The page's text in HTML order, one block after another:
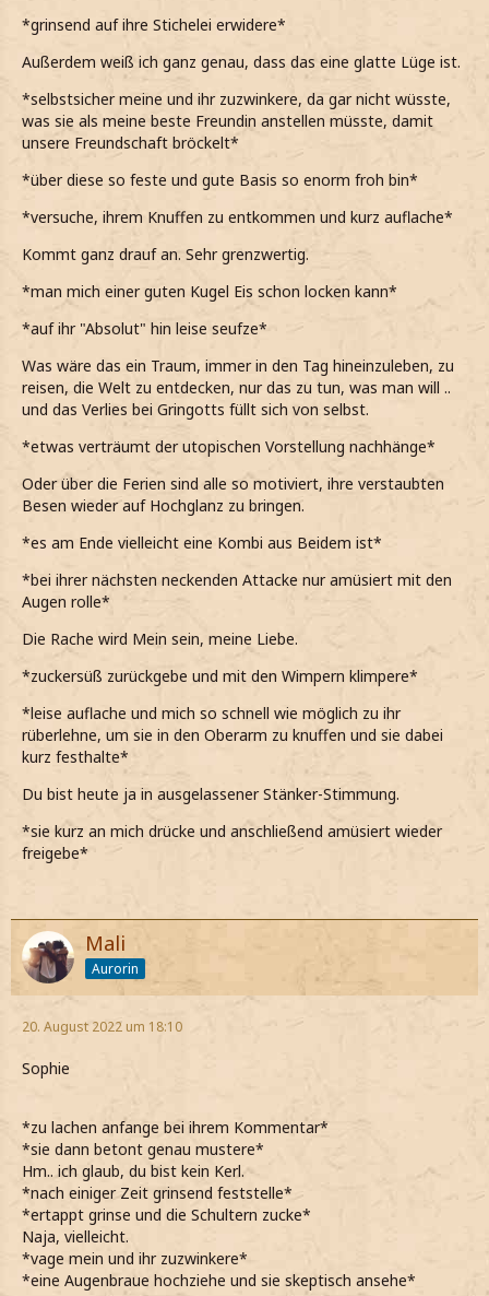
*grinsend auf ihre Stichelei erwidere*
Außerdem weiß ich ganz genau, dass das eine glatte Lüge ist.
*selbstsicher meine und ihr zuzwinkere, da gar nicht wüsste,
was sie als meine beste Freundin anstellen müsste, damit
unsere Freundschaft bröckelt*
*über diese so feste und gute Basis so enorm froh bin*
*versuche, ihrem Knuffen zu entkommen und kurz auflache*
Kommt ganz drauf an. Sehr grenzwertig.
*man mich einer guten Kugel Eis schon locken kann*
*auf ihr "Absolut" hin leise seufze*
Was wäre das ein Traum, immer in den Tag hineinzuleben, zu
reisen, die Welt zu entdecken, nur das zu tun, was man will ..
und das Verlies bei Gringotts füllt sich von selbst.
*etwas verträumt der utopischen Vorstellung nachhänge*
Oder über die Ferien sind alle so motiviert, ihre verstaubten
Besen wieder auf Hochglanz zu bringen.
*es am Ende vielleicht eine Kombi aus Beidem ist*
*bei ihrer nächsten neckenden Attacke nur amüsiert mit den
Augen rolle*
Die Rache wird Mein sein, meine Liebe.
*zuckersüß zurückgebe und mit den Wimpern klimpere*
*leise auflache und mich so schnell wie möglich zu ihr
rüberlehne, um sie in den Oberarm zu knuffen und sie dabei
kurz festhalte*
Du bist heute ja in ausgelassener Stänker-Stimmung.
*sie kurz an mich drücke und anschließend amüsiert wieder
freigebe*
Mali
Aurorin
20. August 2022 um 18:10
Sophie
*zu lachen anfange bei ihrem Kommentar*
*sie dann betont genau mustere*
Hm.. ich glaub, du bist kein Kerl.
*nach einiger Zeit grinsend feststelle*
*ertappt grinse und die Schultern zucke*
Naja, vielleicht.
*vage mein und ihr zuzwinkere*
*eine Augenbraue hochziehe und sie skeptisch ansehe*